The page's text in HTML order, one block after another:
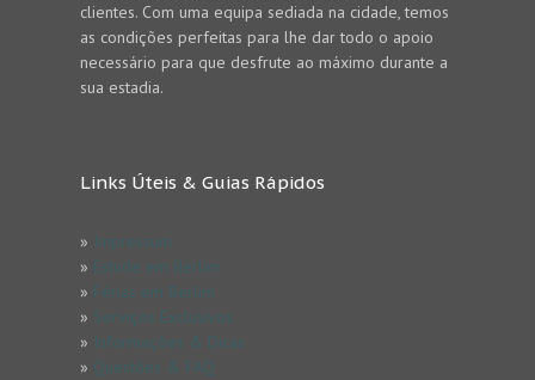
clientes. Com uma equipa sediada na cidade, temos
as condições perfeitas para lhe dar todo o apoio
necessário para que desfrute ao máximo durante a
sua estadia.
Links Úteis & Guias Rápidos
»
»
»
»
»
»